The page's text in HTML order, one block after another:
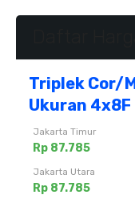
Triplek Cor/
Ukuran
Jakarta Timur
Rp 87.785
Jakarta Utara
Rp 87.785